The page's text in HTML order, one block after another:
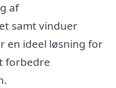
af
samt vinduer
en ideel løsning for
forbedre